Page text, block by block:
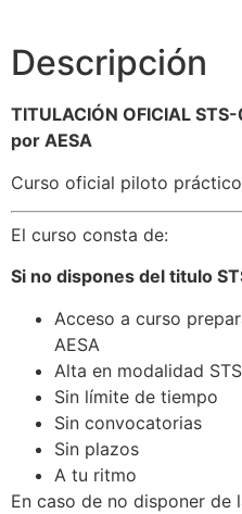
Descripción
TITULACIÓN OFICIAL
por AESA
Curso oficial piloto
El curso consta de:
Si no dispones del titulo
Acceso a curso
AESA
Alta en modalidad
Sin límite de tiempo
Sin convocatorias
Sin plazos
A tu ritmo
En caso de no disponer de